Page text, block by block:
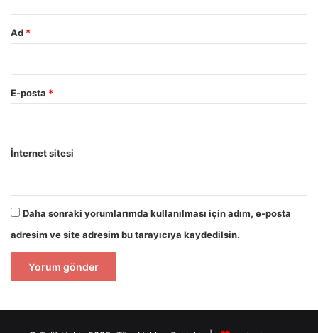
Ad *
E-posta *
İnternet sitesi
Daha sonraki yorumlarımda kullanılması için adım, e-posta
adresim ve site adresim bu tarayıcıya kaydedilsin.